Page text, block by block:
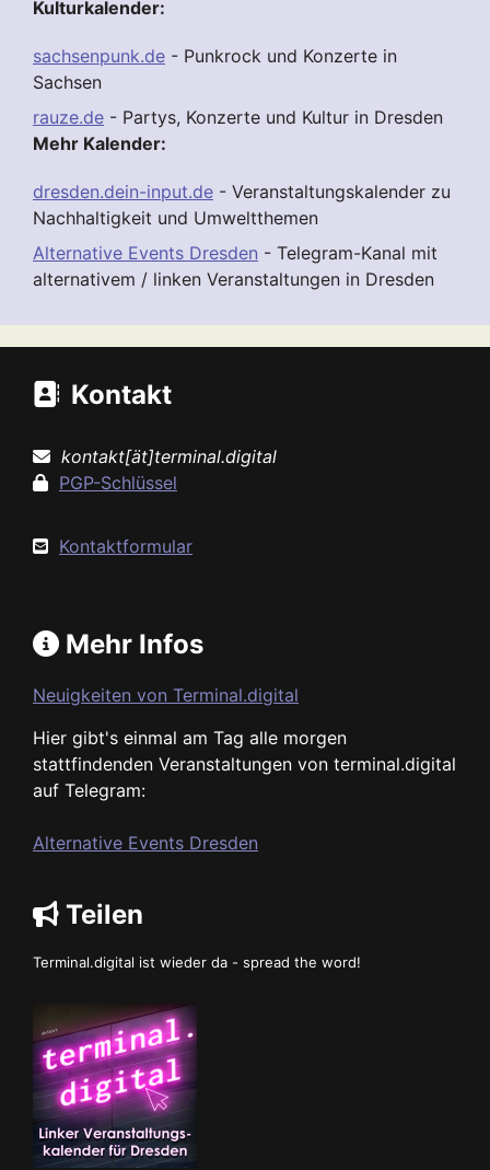
Kulturkalender:
sachsenpunk.de - Punkrock und Konzerte in
Sachsen
rauze.de - Partys, Konzerte und Kultur in Dresden
Mehr Kalender:
dresden.dein-input.de - Veranstaltungskalender zu
Nachhaltigkeit und Umweltthemen
Alternative Events Dresden - Telegram-Kanal mit
alternativem / linken Veranstaltungen in Dresden
Kontakt
kontakt[ät]terminal.digital
PGP-Schlüssel
Kontaktformular
Mehr Infos
Neuigkeiten von Terminal.digital
Hier gibt's einmal am Tag alle morgen
stattfindenden Veranstaltungen von terminal.digital
auf Telegram:
Alternative Events Dresden
Teilen
Terminal.digital ist wieder da - spread the word!